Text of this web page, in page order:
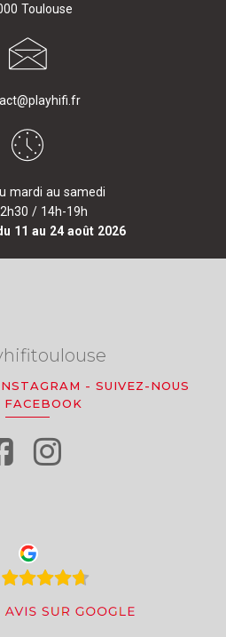
Toulouse
mardi au samedi
/ 14h-19h
11 au 24 août 2026
- SUIVEZ-NOUS
FACEBOOK